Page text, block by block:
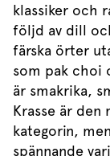
klassiker och
följd av dill
färska örter
som pak choi
är smakrika,
Krasse är den
kategorin,
spännande